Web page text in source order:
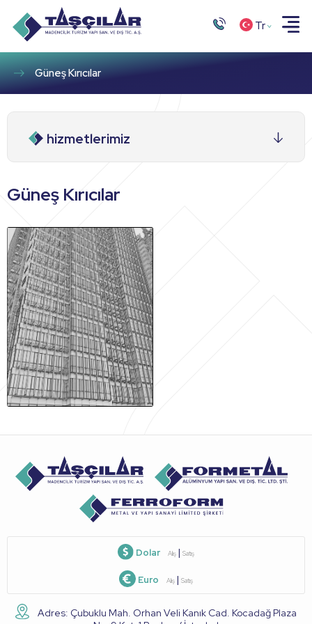
Tr
Güneş Kırıcılar
hizmetlerimiz
Güneş Kırıcılar
Dolar Alış | Satış
Euro Alış | Satış
Adres: Çubuklu Mah. Orhan Veli Kanık Cad. Kocadağ Plaza